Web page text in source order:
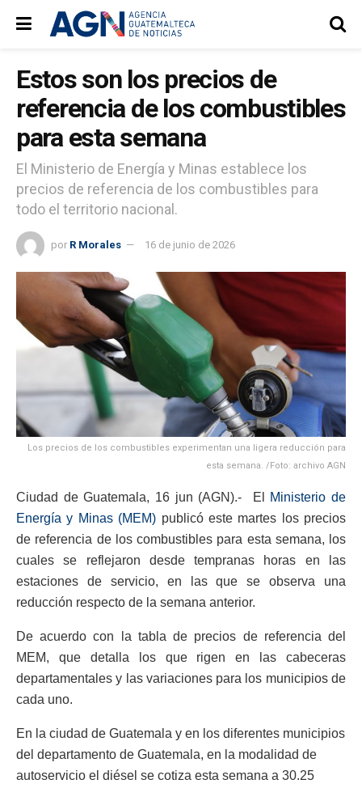
Estos son los precios de
referencia de los combustibles
para esta semana
El Ministerio de Energía y Minas establece los
precios de referencia de los combustibles para
todo el territorio nacional.
por R Morales 16 de junio de 2026
Los precios de los combustibles experimentan una ligera reducción para
esta semana. /Foto: archivo AGN
Ciudad de Guatemala, 16 jun (AGN).- El Ministerio de
Energía y Minas (MEM) publicó este martes los precios
de referencia de los combustibles para esta semana, los
cuales se reflejaron desde tempranas horas en las
estaciones de servicio, en las que se observa una
reducción respecto de la semana anterior.
De acuerdo con la tabla de precios de referencia del
MEM, que detalla los que rigen en las cabeceras
departamentales y las variaciones para los municipios de
cada uno.
En la ciudad de Guatemala y en los diferentes municipios
del departamento de Guatemala, en la modalidad de
autoservicio el diésel se cotiza esta semana a 30.25